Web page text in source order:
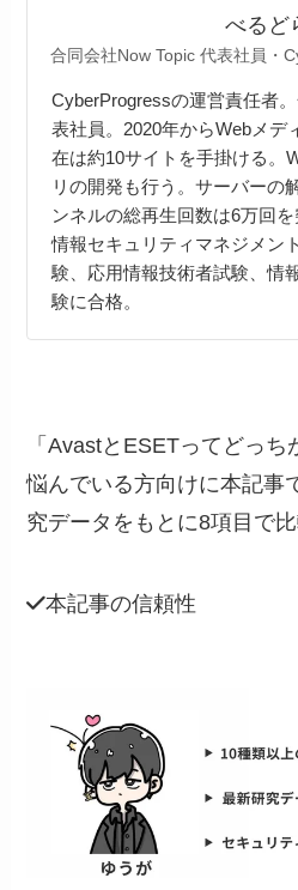
べるど
合同会社Now Topic 代表社員・
CyberProgressの運営責任者
表社員。2020年からWebメデ
在は約10サイトを手掛ける。
リの開発も行う。サーバーの
ンネルの総再生回数は6万回を
情報セキュリティマネジメン
験、応用情報技術者試験、情
験に合格。
「AvastとESETってどっ
悩んでいる方向けに本記事
究データをもとに8項目で比
本記事の信頼性